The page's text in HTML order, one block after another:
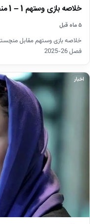
خلاصه بازی وستهم 1 – 1 منچسترسیتی (لیگ برتر انگلیس)
۵ ماه قبل
خلاصه بازی وستهم مقابل
فصل 26-2025
اخبار